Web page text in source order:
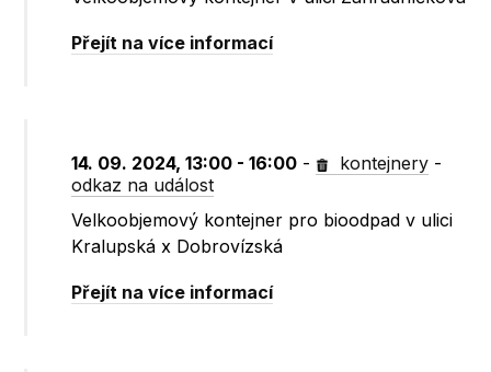
Přejít na více informací
14. 09. 2024, 13:00 - 16:00 - kontejnery -
odkaz na událost
Velkoobjemový kontejner pro bioodpad v ulici
Kralupská x Dobrovízská
Přejít na více informací